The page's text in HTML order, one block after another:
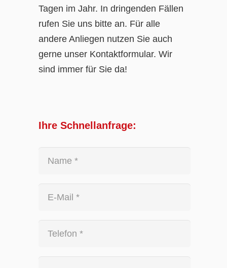
Tagen im Jahr. In dringenden Fällen
rufen Sie uns bitte an. Für alle
andere Anliegen nutzen Sie auch
gerne unser Kontaktformular. Wir
sind immer für Sie da!
Ihre Schnellanfrage: